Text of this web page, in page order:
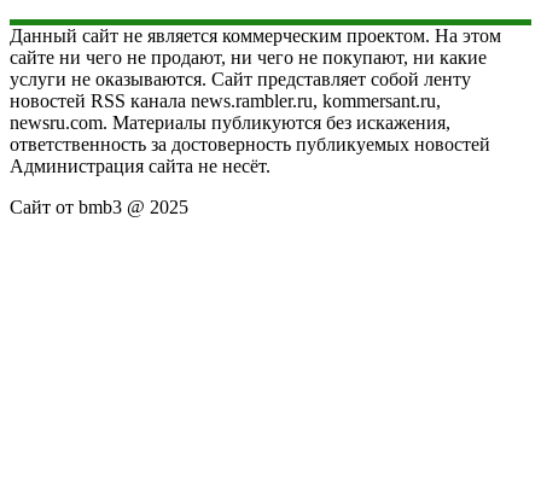
Данный сайт не является коммерческим проектом. На этом
сайте ни чего не продают, ни чего не покупают, ни какие
услуги не оказываются. Сайт представляет собой ленту
новостей RSS канала news.rambler.ru, kommersant.ru,
newsru.com. Материалы публикуются без искажения,
ответственность за достоверность публикуемых новостей
Администрация сайта не несёт.
Сайт от bmb3 @ 2025